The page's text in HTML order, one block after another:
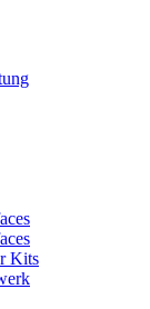
Kits